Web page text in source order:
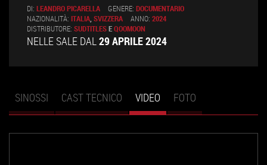
DI: LEANDRO PICARELLA GENERE: DOCUMENTARIO
NAZIONALITÀ: ITALIA,SVIZZERA ANNO: 2024
DISTRIBUTORE: SUDTITLESEQOOMOON
NELLE SALE DAL29 APRILE 2024
Schede primarie
SINOSSI CAST TECNICO VIDEO (SCHEDA
ATTIVA)
FOTO